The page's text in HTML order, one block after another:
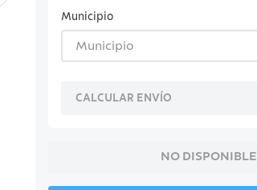
Municipio
Municipio
CALCULAR ENVÍO
NO DISPONIBLE